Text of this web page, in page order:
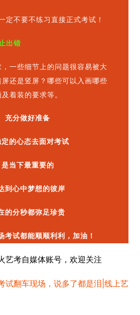
定不要不练习直接正式考试！
出错
一些细节上的问题很容易被大
还是竖屏？哪些可以入画哪些
着装的要求等。
充分做好准备
定的心态去面对考试
是当下最重要的
到心中梦想的彼岸
的分秒都弥足珍贵
考试都能顺顺利利，加油！
艺考自媒体账号，欢迎关注
试翻车现场，说多了都是泪|线上艺